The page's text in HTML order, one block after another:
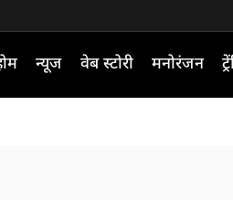
न्यूज वेब स्टोरी मनोरंजन